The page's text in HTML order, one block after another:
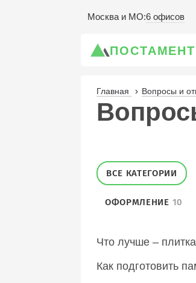
Москва и МО:6 офисов
ПОСТАМЕНТ
Главная Вопросы и
ВСЕ КАТЕГОРИИ
ОФОРМЛЕНИЕ 10
Что лучше –
Как подготовить